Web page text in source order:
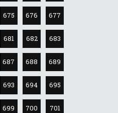
675 676 677
681 682 683
687 688 689
693 694 695
699 700 701